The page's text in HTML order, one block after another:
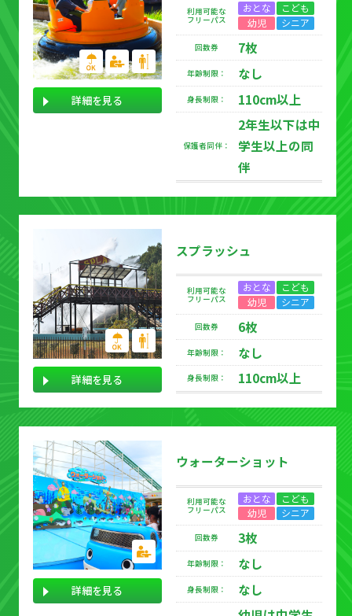
利用可能な
フリーパス
おとな
こども
幼児
シニア
回数券 7枚
年齢制限： なし
身長制限： 110cm以上
保護者同伴：
2年生以下は中
学生以上の同
伴
詳細を見る
スプラッシュ
利用可能な
フリーパス
おとな
こども
幼児
シニア
回数券 6枚
年齢制限： なし
身長制限： 110cm以上
詳細を見る
ウォーターショット
利用可能な
フリーパス
おとな
こども
幼児
シニア
回数券 3枚
年齢制限： なし
身長制限：
なし
詳細を見る